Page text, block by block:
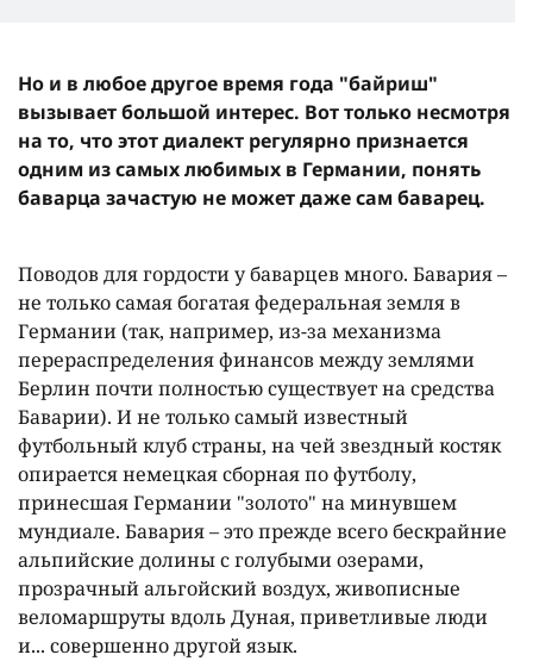
Но и в любое другое время года "байриш"
вызывает большой интерес. Вот только несмотря
на то, что этот диалект регулярно признается
одним из самых любимых в Германии, понять
баварца зачастую не может даже сам баварец.
Поводов для гордости у баварцев много. Бавария –
не только самая богатая федеральная земля в
Германии (так, например, из-за механизма
перераспределения финансов между землями
Берлин почти полностью существует на средства
Баварии). И не только самый известный
футбольный клуб страны, на чей звездный костяк
опирается немецкая сборная по футболу,
принесшая Германии "золото" на минувшем
мундиале. Бавария – это прежде всего бескрайние
альпийские долины с голубыми озерами,
прозрачный альгойский воздух, живописные
веломаршруты вдоль Дуная, приветливые люди
и... совершенно другой язык.